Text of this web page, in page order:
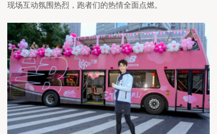
现场互动氛围热烈，跑者们的热情全面点燃。